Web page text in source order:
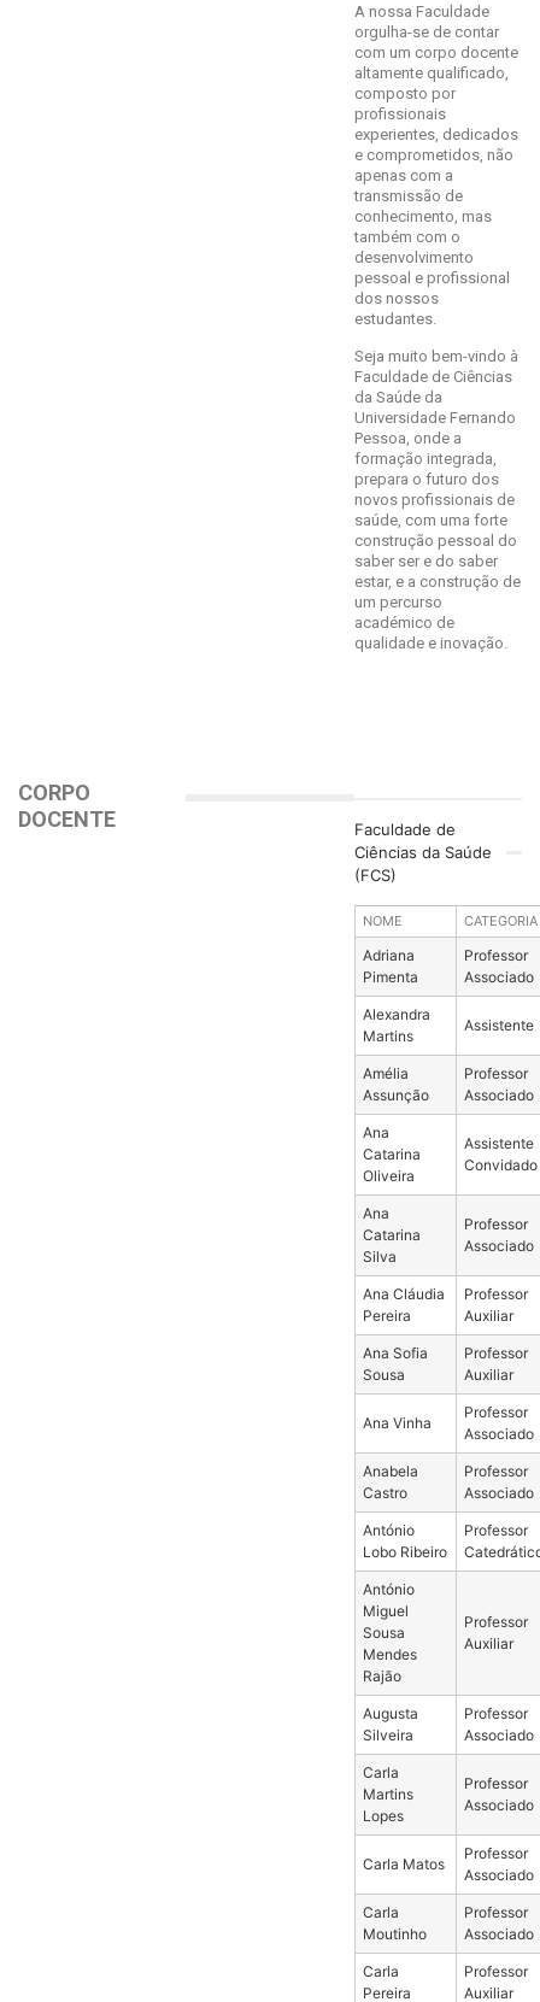
A nossa Faculdade
orgulha-se de contar
com um corpo docente
altamente qualificado,
composto por
profissionais
experientes, dedicados
e comprometidos, não
apenas com a
transmissão de
conhecimento, mas
também com o
desenvolvimento
pessoal e profissional
dos nossos
estudantes.
Seja muito bem-vindo à
Faculdade de Ciências
da Saúde da
Universidade Fernando
Pessoa, onde a
formação integrada,
prepara o futuro dos
novos profissionais de
saúde, com uma forte
construção pessoal do
saber ser e do saber
estar, e a construção de
um percurso
académico de
qualidade e inovação.
CORPO
DOCENTE
Faculdade de
Ciências da Saúde
(FCS)
NOME CATEGORIA
Adriana
Pimenta
Professor
Associado
Alexandra
Martins
Assistente
Amélia
Assunção
Professor
Associado
Ana
Catarina
Oliveira
Assistente
Convidado
Ana
Catarina
Silva
Professor
Associado
Ana Cláudia
Pereira
Professor
Auxiliar
Ana Sofia
Sousa
Professor
Auxiliar
Ana Vinha
Professor
Associado
Anabela
Castro
Professor
Associado
António
Lobo Ribeiro
Professor
António
Miguel
Sousa
Mendes
Rajão
Professor
Auxiliar
Augusta
Silveira
Professor
Associado
Carla
Martins
Lopes
Professor
Associado
Carla Matos
Professor
Associado
Carla
Moutinho
Professor
Associado
Carla
Pereira
Professor
Auxiliar